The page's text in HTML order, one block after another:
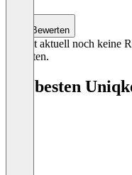
Endnutzer-Support
Bewerten
Es gibt aktuell noch keine
enthalten.
Die besten